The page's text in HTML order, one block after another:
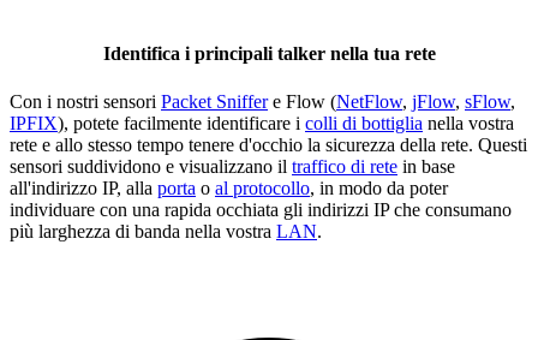
Identifica i principali talker nella tua rete
Con i nostri sensori Packet Sniffere Flow (NetFlow, jFlow, sFlow,
IPFIX), potete facilmente identificare i colli di bottiglia nella vostra
rete e allo stesso tempo tenere d'occhio la sicurezza della rete. Questi
sensori suddividono e visualizzano il traffico di rete in base
all'indirizzo IP, alla porta o al protocollo, in modo da poter
individuare con una rapida occhiata gli indirizzi IP che consumano
più larghezza di banda nella vostra LAN.